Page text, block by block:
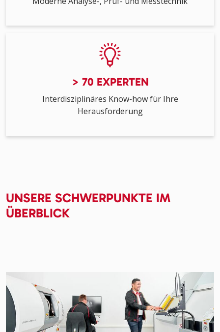
> 70 EXPERTEN
Interdisziplinäres Know-how für Ihre
Herausforderung
UNSERE SCHWERPUNKTE IM
ÜBERBLICK